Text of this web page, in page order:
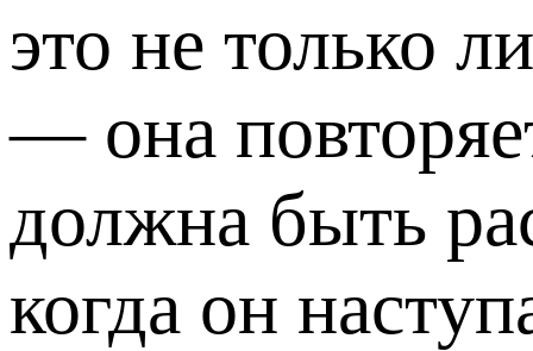
это не только
— она
должна быть
когда он